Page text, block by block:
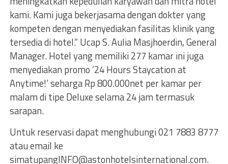
kami. Kami juga bekerjasama dengan dokter yang
kompeten dengan menyediakan fasilitas klinik yang
tersedia di hotel.” Ucap S. Aulia Masjhoerdin, General
Manager. Hotel yang memiliki 277 kamar ini juga
menyediakan promo ’24 Hours Staycation at
Anytime!’ seharga Rp 800.000net per kamar per
malam di tipe Deluxe selama 24 jam termasuk
sarapan.
Untuk reservasi dapat menghubungi 021 7883 8777
atau email ke
simatupangINFO@astonhotelsinternational.com.